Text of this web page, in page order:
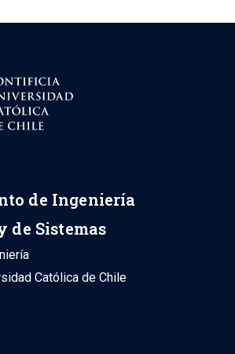
de Ingeniería
Sistemas
Católica de Chile